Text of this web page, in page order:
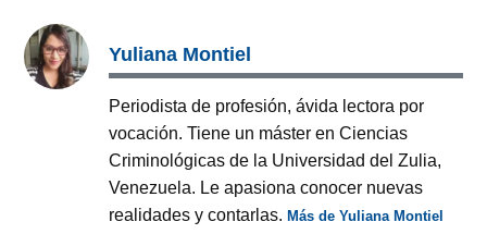
Yuliana Montiel
Periodista de profesión, ávida lectora por
vocación. Tiene un máster en Ciencias
Criminológicas de la Universidad del Zulia,
Venezuela. Le apasiona conocer nuevas
realidades y contarlas.Más de Yuliana Montiel